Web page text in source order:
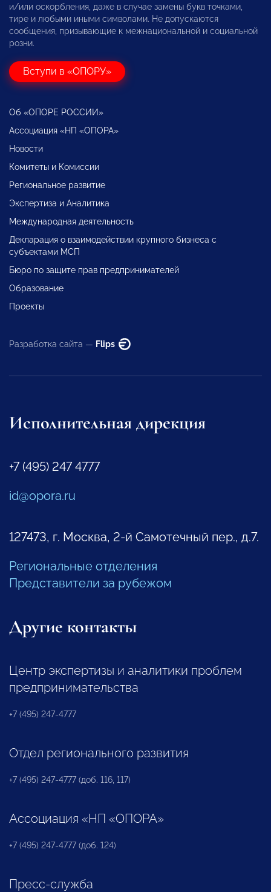
и/или оскорбления, даже в случае замены букв точками,
тире и любыми иными символами. Не допускаются
сообщения, призывающие к межнациональной и социальной
розни.
Вступи в «ОПОРУ»
Об «ОПОРЕ РОССИИ»
Ассоциация «НП «ОПОРА»
Новости
Комитеты и Комиссии
Региональное развитие
Экспертиза и Аналитика
Международная деятельность
Декларация о взаимодействии крупного бизнеса с
субъектами МСП
Бюро по защите прав предпринимателей
Образование
Проекты
Разработка сайта — Flips
Исполнительная дирекция
+7 (495) 247 4777
id@opora.ru
127473, г. Москва, 2-й Самотечный пер., д.7.
Региональные отделения
Представители за рубежом
Другие контакты
Центр экспертизы и аналитики проблем
предпринимательства
+7 (495) 247-4777
Отдел регионального развития
+7 (495) 247-4777 (доб. 116, 117)
Ассоциация «НП «ОПОРА»
+7 (495) 247-4777 (доб. 124)
Пресс-служба